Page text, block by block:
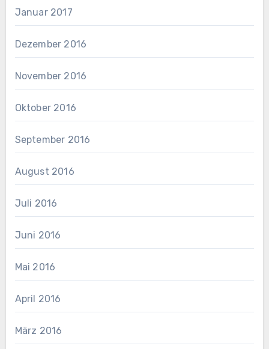
Januar 2017
Dezember 2016
November 2016
Oktober 2016
September 2016
August 2016
Juli 2016
Juni 2016
Mai 2016
April 2016
März 2016